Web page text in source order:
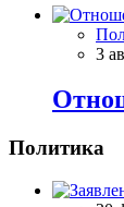
3
Политика